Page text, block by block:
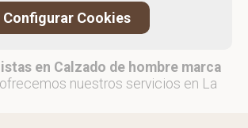
en Calzado de hombre marca
nuestros servicios en La
Configurar Cookies